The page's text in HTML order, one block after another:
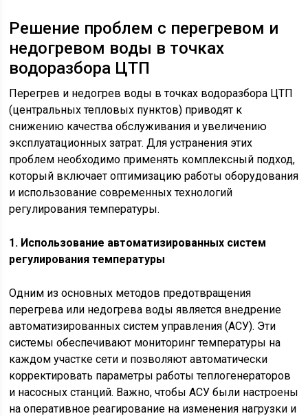
Решение проблем с перегревом и
недогревом воды в точках
водоразбора ЦТП
Перегрев и недогрев воды в точках водоразбора ЦТП
(центральных тепловых пунктов) приводят к
снижению качества обслуживания и увеличению
эксплуатационных затрат. Для устранения этих
проблем необходимо применять комплексный подход,
который включает оптимизацию работы оборудования
и использование современных технологий
регулирования температуры.
1. Использование автоматизированных систем
регулирования температуры
Одним из основных методов предотвращения
перегрева или недогрева воды является внедрение
автоматизированных систем управления (АСУ). Эти
системы обеспечивают мониторинг температуры на
каждом участке сети и позволяют автоматически
корректировать параметры работы теплогенераторов
и насосных станций. Важно, чтобы АСУ были настроены
на оперативное реагирование на изменения нагрузки и